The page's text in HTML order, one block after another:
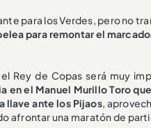
para los Verdes, pero no
para remontar el
Rey de Copas será muy
en el Manuel Murillo Toro
llave ante los Pijaos,
afrontar una maratón de